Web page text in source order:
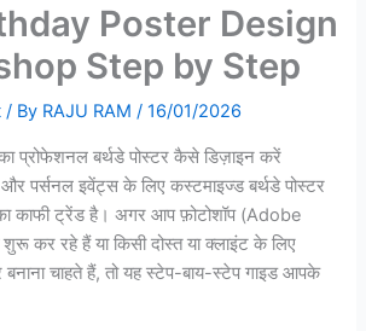
Poster Design
Step by Step
/ By RAJU RAM/16/01/2026
प्रोफेशनल बर्थडे पोस्टर कैसे डिज़ाइन करें
पर्सनल इवेंट्स के लिए कस्टमाइज्ड बर्थडे पोस्टर
काफी ट्रेंड है। अगर आप फ़ोटोशॉप (Adobe
कर रहे हैं या किसी दोस्त या क्लाइंट के लिए
चाहते हैं, तो यह स्टेप-बाय-स्टेप गाइड आपके